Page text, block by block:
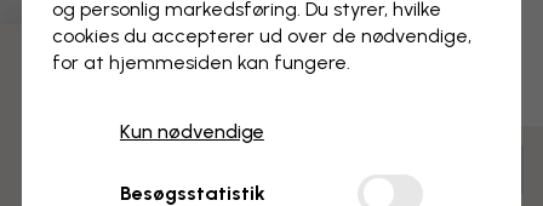
og personlig markedsføring. Du styrer, hvilke
cookies du accepterer ud over de nødvendige,
for at hjemmesiden kan fungere.
Kun nødvendige
Besøgsstatistik